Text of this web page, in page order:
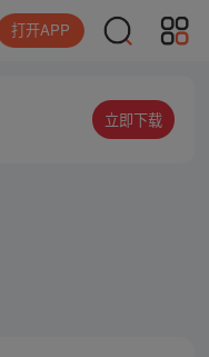
打开APP
立即下载